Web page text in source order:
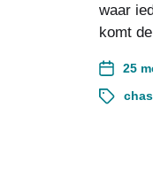
waar
komt
25